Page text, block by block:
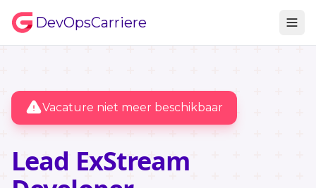
DevOpsCarriere
Vacature niet meer beschikbaar
Lead ExStream